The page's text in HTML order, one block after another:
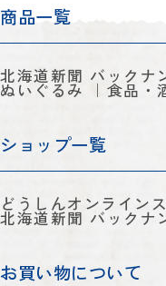
商品一覧
北海道新聞 バックナ
ぬいぐるみ 食品・
ショップ一覧
どうしんオンライン
北海道新聞 バックナ
お買い物について